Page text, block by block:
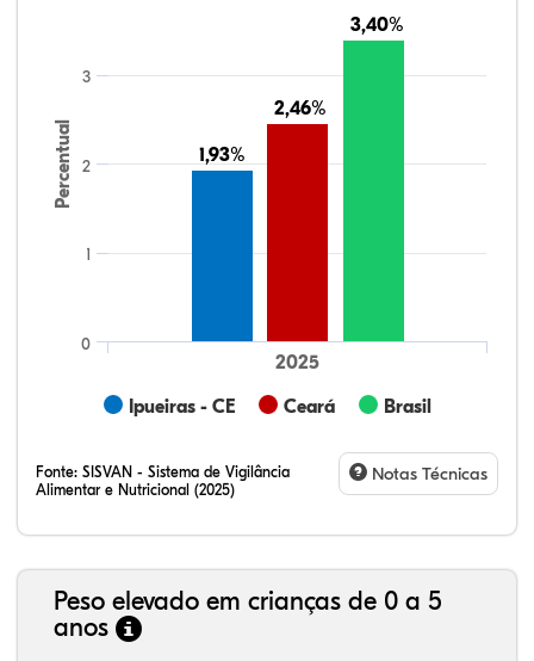
Percentual 1,93%
1,93%
2,46%
2,46%
3,40%
3,40%
Ipueiras - CE Ceará Brasil
2025
0
1
2
3
Fonte: SISVAN - Sistema de Vigilância
Alimentar e Nutricional (2025)
Notas Técnicas
Peso elevado em crianças de 0 a 5
anos